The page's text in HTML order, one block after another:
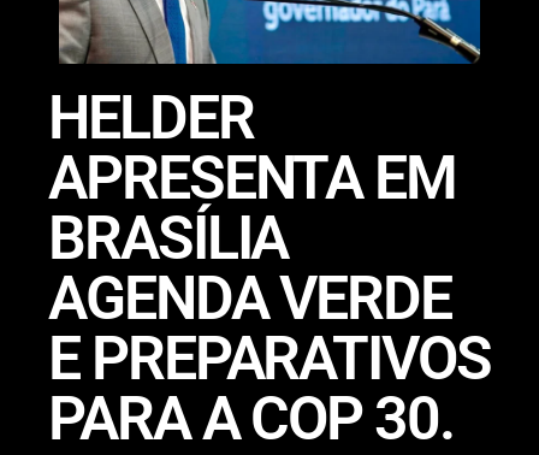
HELDER
APRESENTA EM
BRASÍLIA
AGENDA VERDE
E PREPARATIVOS
PARA A COP 30.